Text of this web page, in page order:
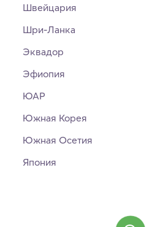
Швейцария
Шри-Ланка
Эквадор
Эфиопия
ЮАР
Южная Корея
Южная Осетия
Япония